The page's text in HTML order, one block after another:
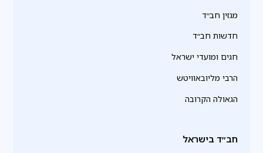
מגזין חב״ד
חדשות חב״ד
חגים ומועדי ישראל
הרבי מליובאוויטש
הגאולה הקרובה
חב״ד בישראל